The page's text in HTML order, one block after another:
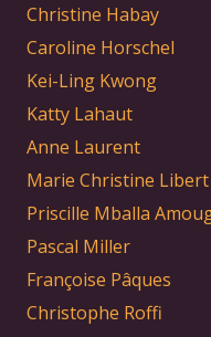
Christine Habay
Caroline Horschel
Kei-Ling Kwong
Katty Lahaut
Anne Laurent
Marie Christine Libert
Priscille Mballa
Pascal Miller
Françoise Pâques
Christophe Roffi